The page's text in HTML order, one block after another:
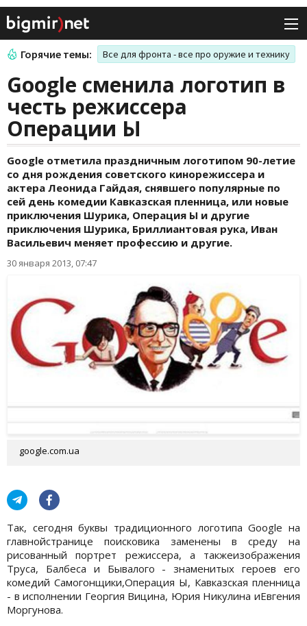
Горячие темы: Все для фронта - все про оружие и технику
Google сменила логотип в
честь режиссера
Операции Ы
Google отметила праздничным логотипом 90-летие
со дня рождения советского кинорежиссера и
актера Леонида Гайдая, снявшего популярные по
сей день комедии Кавказская пленница, или новые
приключения Шурика, Операция Ы и другие
приключения Шурика, Бриллиантовая рука, Иван
Васильевич меняет профессию и другие.
30 января 2013, 07:47
google.com.ua
Так, сегодня буквы традиционного логотипа Google на
главнойстранице поисковика заменены в среду на
рисованный портрет режиссера, а такжеизображения
Труса, Балбеса и Бывалого - знаменитых героев его
комедий Самогонщики,Операция Ы, Кавказская пленница
- в исполнении Георгия Вицина, Юрия Никулина иЕвгения
Моргунова.